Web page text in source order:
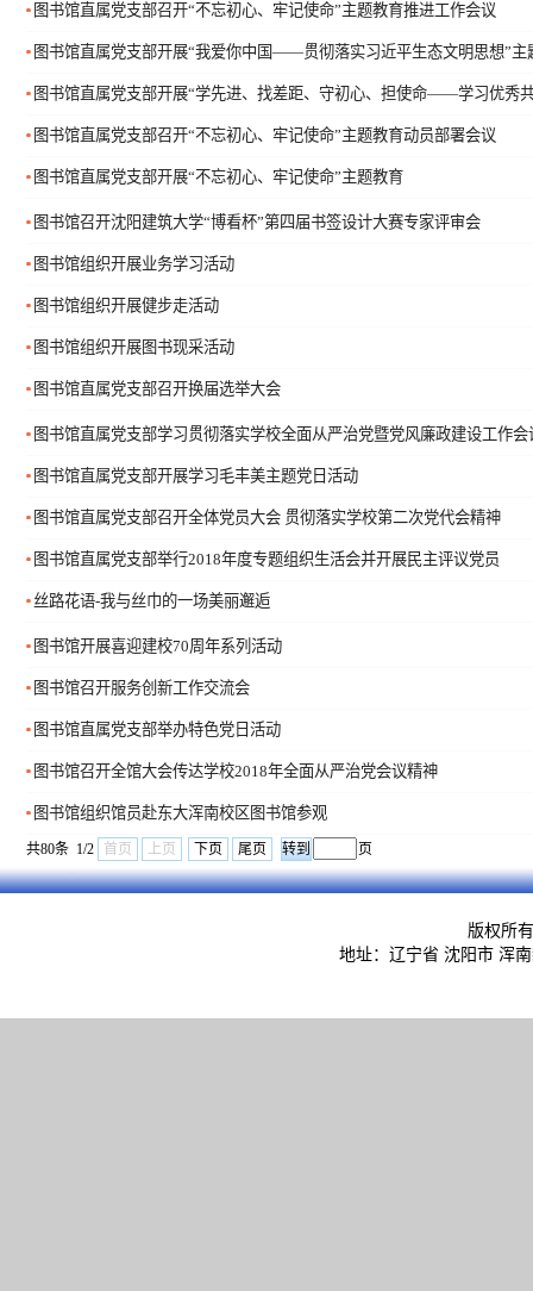
图书馆直属党支部召开“不忘初心、牢记使命”主题教育推进工作会议
图书馆直属党支部开展“我爱你中国——贯彻落实习近平生态文明思想”主
图书馆直属党支部开展“学先进、找差距、守初心、担使命——学习优秀
图书馆直属党支部召开“不忘初心、牢记使命”主题教育动员部署会议
图书馆直属党支部开展“不忘初心、牢记使命”主题教育
图书馆召开沈阳建筑大学“博看杯”第四届书签设计大赛专家评审会
图书馆组织开展业务学习活动
图书馆组织开展健步走活动
图书馆组织开展图书现采活动
图书馆直属党支部召开换届选举大会
图书馆直属党支部学习贯彻落实学校全面从严治党暨党风廉政建设工作会
图书馆直属党支部开展学习毛丰美主题党日活动
图书馆直属党支部召开全体党员大会 贯彻落实学校第二次党代会精神
图书馆直属党支部举行2018年度专题组织生活会并开展民主评议党员
丝路花语-我与丝巾的一场美丽邂逅
图书馆开展喜迎建校70周年系列活动
图书馆召开服务创新工作交流会
图书馆直属党支部举办特色党日活动
图书馆召开全馆大会传达学校2018年全面从严治党会议精神
图书馆组织馆员赴东大浑南校区图书馆参观
共80条 1/2 首页 上页 下页 尾页 页
版权所
地址：辽宁省 沈阳市 浑